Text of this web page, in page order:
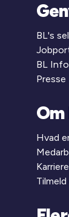
BL's
BL
Presse
Om
Hvad